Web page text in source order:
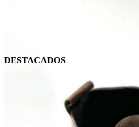
DESTACADOS